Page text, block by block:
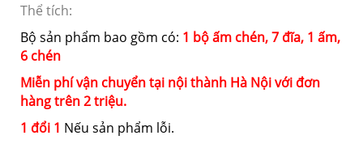
350.000₫.
Thể tích:
Bộ sản phẩm bao gồm có: 1 bộ ấm chén, 7 đĩa, 1 ấm,
6 chén
Miễn phí vận chuyển tại nội thành Hà Nội với đơn
hàng trên 2 triệu.
1 đổi 1 Nếu sản phẩm lỗi.